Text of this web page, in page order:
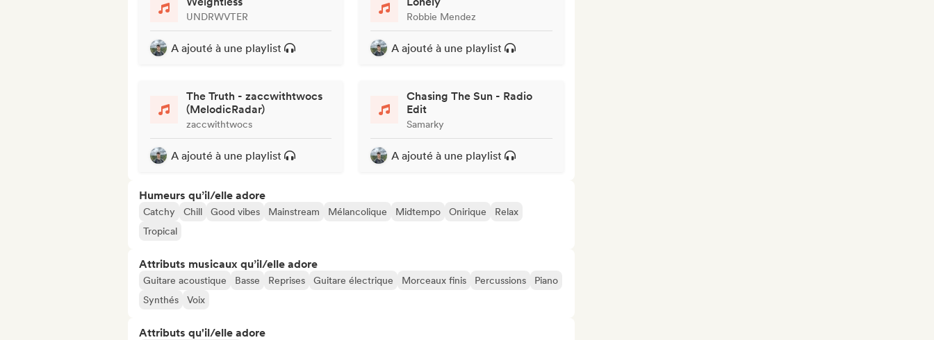
UNDRWVTER
A ajouté à une playlist
Robbie Mendez
A ajouté à une playlist
The Truth - zaccwithtwocs
(MelodicRadar)
zaccwithtwocs
A ajouté à une playlist
Chasing The Sun - Radio
Edit
Samarky
A ajouté à une playlist
Humeurs qu’il/elle adore
Catchy Chill Good vibes Mainstream Mélancolique Midtempo Onirique
Relax
Tropical
Attributs musicaux qu’il/elle adore
Guitare acoustique Basse Reprises Guitare électrique Morceaux finis Percussions
Piano
Synthés
Voix
Attributs qu'il/elle adore